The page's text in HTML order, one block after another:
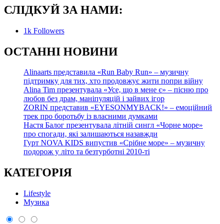
СЛІДКУЙ ЗА НАМИ:
1k Followers
ОСТАННІ НОВИНИ
Alinaarts представила «Run Baby Run» – музичну
підтримку для тих, хто продовжує жити попри війну
Alina Tim презентувала «Усе, що в мене є» – пісню про
любов без драм, маніпуляцій і зайвих ігор
ZORIN представив «EYESONMYBACK!» – емоційний
трек про боротьбу із власними думками
Настя Балог презентувала літній сингл «Чорне море»
про спогади, які залишаються назавжди
Гурт NOVA KIDS випустив «Срібне море» – музичну
подорож у літо та безтурботні 2010-ті
КАТЕГОРІЯ
Lifestyle
Музика